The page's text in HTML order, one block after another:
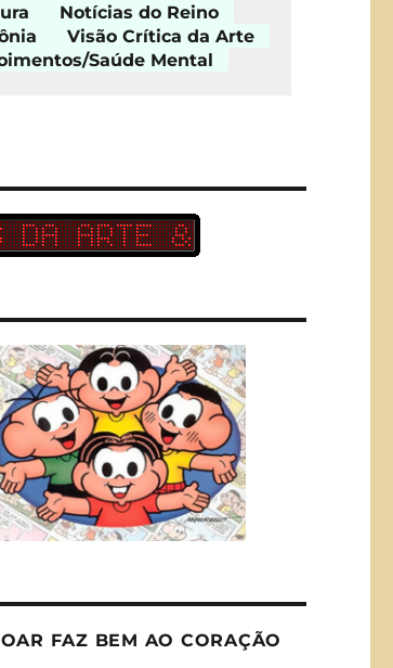
Notícias do Reino
Visão Crítica da Arte
Saúde Mental
FAZ BEM AO CORAÇÃO